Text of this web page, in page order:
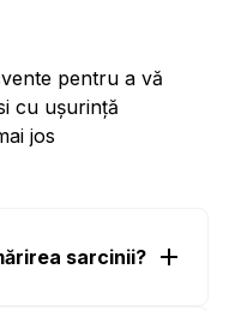
pentru a vă
cu ușurință
jos
sarcinii?